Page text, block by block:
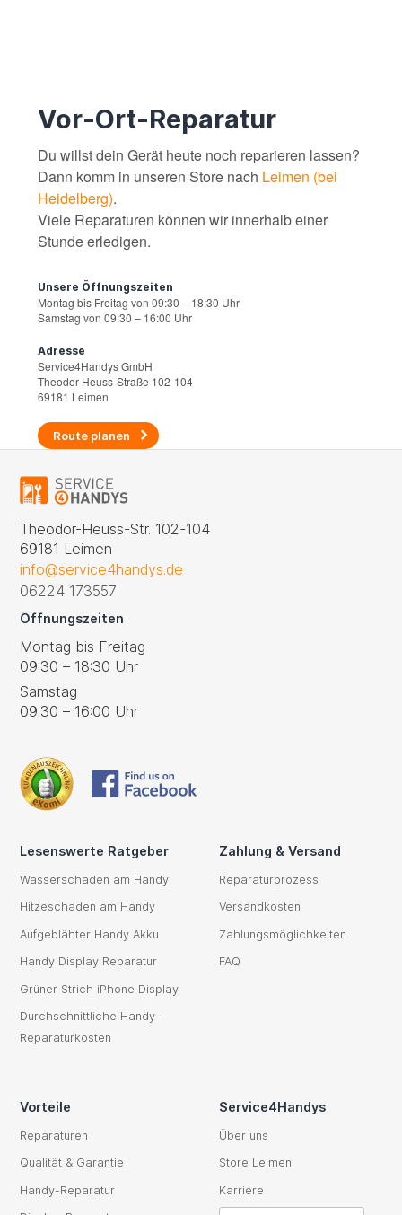
Vor-Ort-Reparatur
Du willst dein Gerät heute noch reparieren lassen?
Dann komm in unseren Store nach Leimen (bei
Heidelberg).
Viele Reparaturen können wir innerhalb einer
Stunde erledigen.
Unsere Öffnungszeiten
Montag bis Freitag von 09:30 – 18:30 Uhr
Samstag von 09:30 – 16:00 Uhr
Adresse
Service4Handys GmbH
Theodor-Heuss-Straße 102-104
69181 Leimen
Route planen
Theodor-Heuss-Str. 102-104
69181 Leimen
info@service4handys.de
06224 173557
Öffnungszeiten
Montag bis Freitag
09:30 – 18:30 Uhr
Samstag
09:30 – 16:00 Uhr
Lesenswerte Ratgeber
Wasserschaden am Handy
Hitzeschaden am Handy
Aufgeblähter Handy Akku
Handy Display Reparatur
Grüner Strich iPhone Display
Durchschnittliche Handy-
Reparaturkosten
Zahlung & Versand
Reparaturprozess
Versandkosten
Zahlungsmöglichkeiten
FAQ
Vorteile
Reparaturen
Qualität & Garantie
Handy-Reparatur
Service4Handys
Über uns
Store Leimen
Karriere